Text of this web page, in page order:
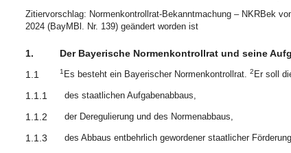
Zitiervorschlag: Normenkontrollrat-Bekanntmachung – NKRBek
2024 (BayMBl. Nr. 139) geändert worden ist
1.
Der Bayerische Normenkontrollrat und seine
1.1
1 Es besteht ein Bayerischer Normenkontrollrat. 2 Er soll
1.1.1 des staatlichen Aufgabenabbaus,
1.1.2 der Deregulierung und des Normenabbaus,
1.1.3 des Abbaus entbehrlich gewordener staatlicher